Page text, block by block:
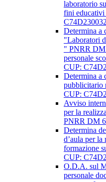
laboratorio
fini educativi
Determina a
"Laboratori
" PNRR DM
personale
CUP:
Determina a
pubblicitario
CUP:
Avviso
per la
PNRR DM
Determina
d’aula per
formazione
CUP:
O.D.A. sul
personale